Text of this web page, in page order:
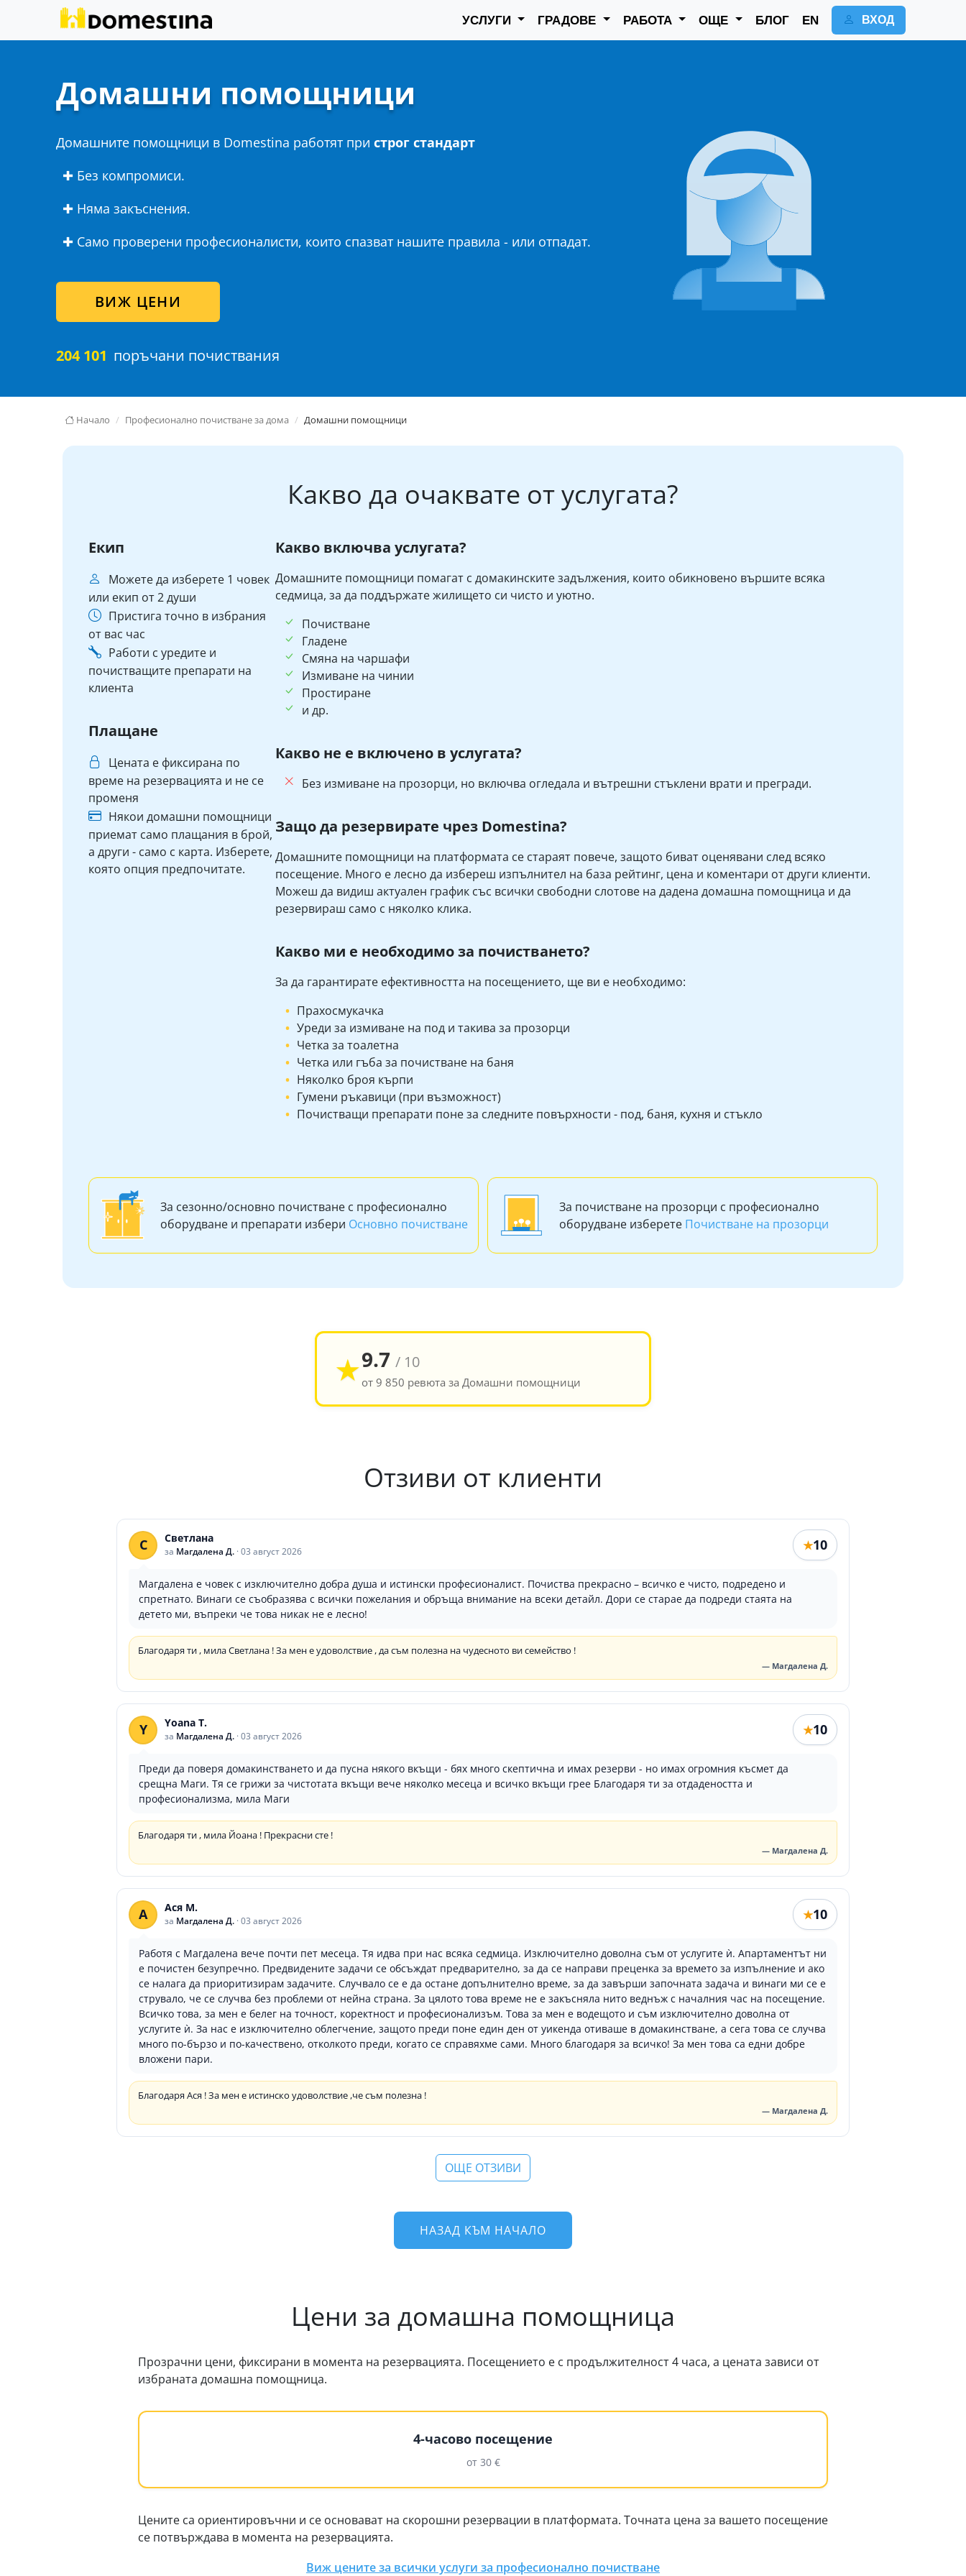
УСЛУГИ ГРАДОВЕ РАБОТА ОЩЕ БЛОГ EN ВХОД
Домашни помощници
Домашните помощници в Domestina работят при строг стандарт
✚ Без компромиси.
✚ Няма закъснения.
✚ Само проверени професионалисти, които спазват нашите правила - или отпадат.
ВИЖ ЦЕНИ
204 101 поръчани почиствания
Начало Професионално почистване за дома Домашни помощници
Какво да очаквате от услугата?
Екип
Можете да изберете 1 човек
или екип от 2 души
Пристига точно в избрания
от вас час
Работи с уредите и
почистващите препарати на
клиента
Плащане
Цената е фиксирана по
време на резервацията и не се
променя
Някои домашни помощници
приемат само плащания в брой,
а други - само с карта. Изберете,
която опция предпочитате.
Какво включва услугата?
Домашните помощници помагат с домакинските задължения, които обикновено вършите всяка
седмица, за да поддържате жилището си чисто и уютно.
Почистване
Гладене
Смяна на чаршафи
Измиване на чинии
Простиране
и др.
Какво не е включено в услугата?
Без измиване на прозорци, но включва огледала и вътрешни стъклени врати и прегради.
Защо да резервирате чрез Domestina?
Домашните помощници на платформата се стараят повече, защото биват оценявани след всяко
посещение. Много е лесно да избереш изпълнител на база рейтинг, цена и коментари от други клиенти.
Можеш да видиш актуален график със всички свободни слотове на дадена домашна помощница и да
резервираш само с няколко клика.
Какво ми е необходимо за почистването?
За да гарантирате ефективността на посещението, ще ви е необходимо:
Прахосмукачка
Уреди за измиване на под и такива за прозорци
Четка за тоалетна
Четка или гъба за почистване на баня
Няколко броя кърпи
Гумени ръкавици (при възможност)
Почистващи препарати поне за следните повърхности - под, баня, кухня и стъкло
За сезонно/основно почистване с професионално
оборудване и препарати избери Основно почистване
За почистване на прозорци с професионално
оборудване изберете Почистване на прозорци
★9.7 / 10
от 9 850 ревюта за Домашни помощници
Отзиви от клиенти
С Светлана
за Магдалена Д. ·03 август 2026 ★10
Магдалена е човек с изключително добра душа и истински професионалист. Почиства прекрасно – всичко е чисто, подредено и
спретнато. Винаги се съобразява с всички пожелания и обръща внимание на всеки детайл. Дори се старае да подреди стаята на
детето ми, въпреки че това никак не е лесно!
Благодаря ти , мила Светлана ! За мен е удоволствие , да съм полезна на чудесното ви семейство !
— Магдалена Д.
Y Yoana T.
за Магдалена Д. ·03 август 2026 ★10
Преди да поверя домакинстването и да пусна някого вкъщи - бях много скептична и имах резерви - но имах огромния късмет да
срещна Маги. Тя се грижи за чистотата вкъщи вече няколко месеца и всичко вкъщи грее Благодаря ти за отдадеността и
професионализма, мила Маги
Благодаря ти , мила Йоана ! Прекрасни сте !
— Магдалена Д.
А Ася М.
за Магдалена Д. ·03 август 2026 ★10
Работя с Магдалена вече почти пет месеца. Тя идва при нас всяка седмица. Изключително доволна съм от услугите ѝ. Апартаментът ни
е почистен безупречно. Предвидените задачи се обсъждат предварително, за да се направи преценка за времето за изпълнение и ако
се налага да приоритизирам задачите. Случвало се е да остане допълнително време, за да завърши започната задача и винаги ми се е
струвало, че се случва без проблеми от нейна страна. За цялото това време не е закъсняла нито веднъж с началния час на посещение.
Всичко това, за мен е белег на точност, коректност и професионализъм. Това за мен е водещото и съм изключително доволна от
услугите ѝ. За нас е изключително облегчение, защото преди поне един ден от уикенда отиваше в домакинстване, а сега това се случва
много по-бързо и по-качествено, отколкото преди, когато се справяхме сами. Много благодаря за всичко! За мен това са едни добре
вложени пари.
Благодаря Ася ! За мен е истинско удоволствие ,че съм полезна !
— Магдалена Д.
ОЩЕ ОТЗИВИ
НАЗАД КЪМ НАЧАЛО
Цени за домашна помощница
Прозрачни цени, фиксирани в момента на резервацията. Посещението е с продължителност 4 часа, а цената зависи от
избраната домашна помощница.
4-часово посещение
от 30 €
Цените са ориентировъчни и се основават на скорошни резервации в платформата. Точната цена за вашето посещение
се потвърждава в момента на резервацията.
Виж цените за всички услуги за професионално почистване